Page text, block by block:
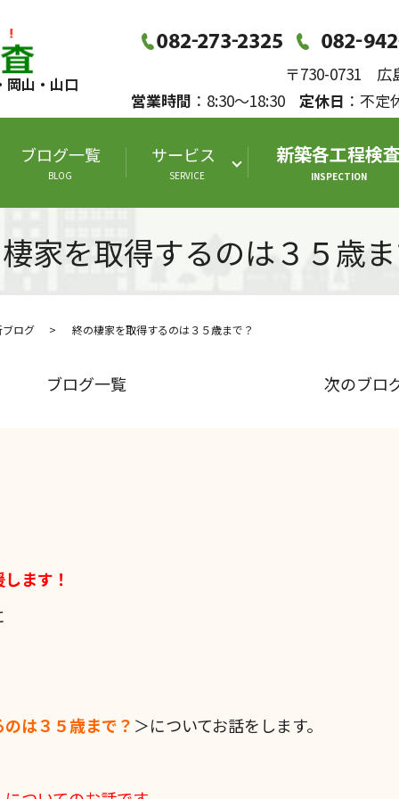
岡山・山口
〒730-0731 広
営業時間 ：8:30～18:30 定休日 ：不
ブログ一覧
BLOG
サービス
SERVICE
新築各工程検
INSPECTION
家を取得するのは３５歳
ログ 終の棲家を取得するのは３５歳まで？
ブログ一覧 次のブロ
ます！
は３５歳まで？ ＞についてお話をします。